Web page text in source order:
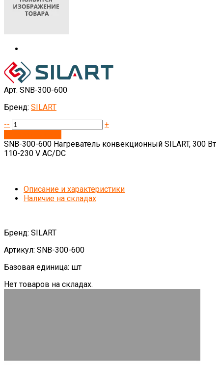
Арт. SNB-300-600
Бренд: SILART
--
+
SNB-300-600 Нагреватель конвекционный SILART, 300 Вт
110-230 V AC/DC
Описание и характеристики
Наличие на складах
Бренд: SILART
Артикул: SNB-300-600
Базовая единица: шт
Нет товаров на складах.